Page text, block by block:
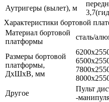
Аутригеры (вылет), м
Характеристики бортовой
Материал бортовой
платформы
сталь/
Размеры бортовой
платформы,
ДхШхВ, мм
Другое
Пульт
-